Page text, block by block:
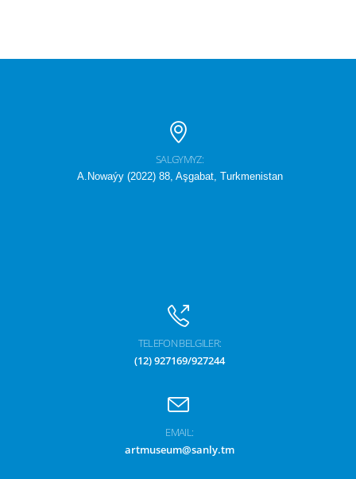
SALGYMYZ:
A.Nowaýy (2022) 88, Aşgabat, Turkmenistan
TELEFON BELGILER:
(12) 927169/927244
EMAIL:
artmuseum@sanly.tm